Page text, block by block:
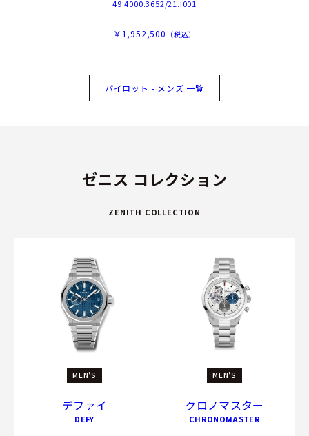
49.4000.3652/21.I001
￥1,952,500 （税込）
パイロット - メンズ 一覧
ゼニス コレクション
ZENITH COLLECTION
MEN'S
デファイ
DEFY
MEN'S
クロノマスター
CHRONOMASTER